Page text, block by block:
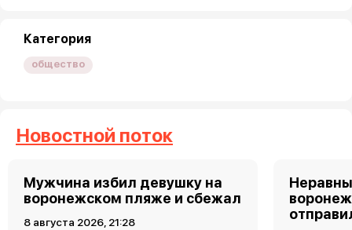
Категория
общество
Новостной поток
Мужчина избил девушку на
воронежском пляже и сбежал
8 августа 2026, 21:28